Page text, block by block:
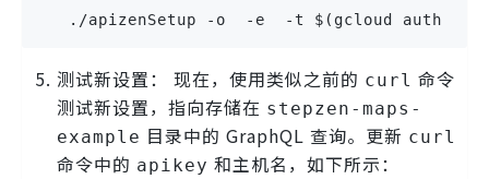
./apizenSetup -o  -e  -t $(gcloud auth
测试新设置： 现在，使用类似之前的 curl 命令
测试新设置，指向存储在 stepzen-maps-
example 目录中的 GraphQL 查询。更新 curl
命令中的 apikey 和主机名，如下所示：